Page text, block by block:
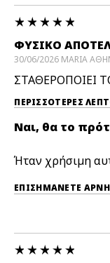
ΦΥΣΙΚΟ
30/06/2026 MARIA
ΣΤΑΘΕΡΟΠΟΙΕΙ
ΠΕΡΙΣΣΌΤΕΡΕΣ
Ναι, θα το
Ήταν χρήσιμη